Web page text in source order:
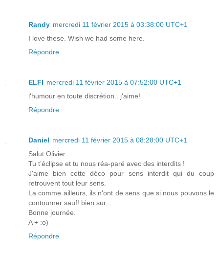
Randy mercredi 11 février 2015 à 03:38:00 UTC+1
I love these. Wish we had some here.
Répondre
ELFI mercredi 11 février 2015 à 07:52:00 UTC+1
l'humour en toute discrétion.. j'aime!
Répondre
Daniel mercredi 11 février 2015 à 08:28:00 UTC+1
Salut Olivier.
Tu t’éclipse et tu nous réa-paré avec des interdits !
J'aime bien cette déco pour sens interdit qui du coup
retrouvent tout leur sens.
La comme ailleurs, ils n'ont de sens que si nous pouvons le
contourner sauf! bien sur...
Bonne journée.
A + :o)
Répondre